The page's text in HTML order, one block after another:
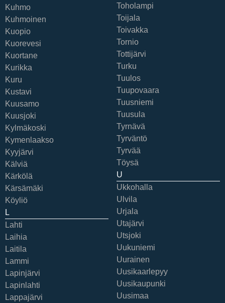
Kuhmo
Kuhmoinen
Kuopio
Kuorevesi
Kuortane
Kurikka
Kuru
Kustavi
Kuusamo
Kuusjoki
Kylmäkoski
Kymenlaakso
Kyyjärvi
Kälviä
Kärkölä
Kärsämäki
Köyliö
L
Lahti
Laihia
Laitila
Lammi
Lapinjärvi
Lapinlahti
Lappajärvi
Toholampi
Toijala
Toivakka
Tornio
Tottijärvi
Turku
Tuulos
Tuupovaara
Tuusniemi
Tuusula
Tyrnävä
Tyrväntö
Tyrvää
Töysä
U
Ukkohalla
Ulvila
Urjala
Utajärvi
Utsjoki
Uukuniemi
Uurainen
Uusikaarlepyy
Uusikaupunki
Uusimaa